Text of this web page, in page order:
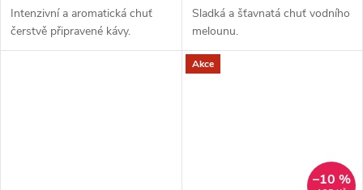
Intenzivní a aromatická chuť
čerstvě připravené kávy.
Sladká a šťavnatá chuť vodního
melounu.
Akce
–10 %